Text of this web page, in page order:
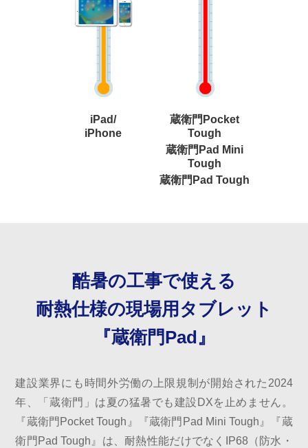
iPad/
iPhone
蔵衛門Pocket
Tough
蔵衛門Pad Mini
Tough
蔵衛門Pad Tough
酷暑の工事で使える
耐熱仕様の現場用タブレット
『蔵衛門Pad』
建設業界にも時間外労働の上限規制が開始された2024
年、「蔵衛門」は夏の猛暑でも建設DXを止めません。
『蔵衛門Pocket Tough』『蔵衛門Pad Mini Tough』『蔵
衛門Pad Tough』は、耐熱性能だけでなくIP68（防水・